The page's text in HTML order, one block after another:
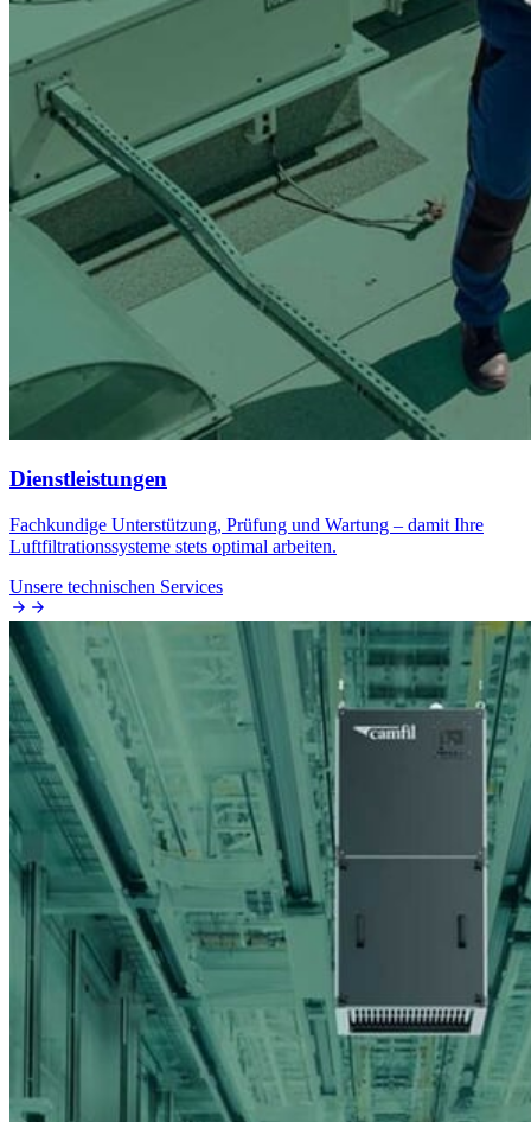
Dienstleistungen
Fachkundige Unterstützung, Prüfung und Wartung – damit Ihre
Luftfiltrationssysteme stets optimal arbeiten.
Unsere technischen Services